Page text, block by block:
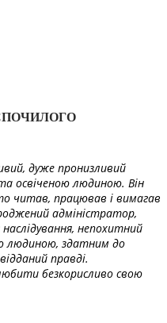
дуже пронизливий
освіченою людиною. Він
читав, працював і вимагав
адміністратор,
непохитний
людиною, здатним до
правді.
безкорисливо свою